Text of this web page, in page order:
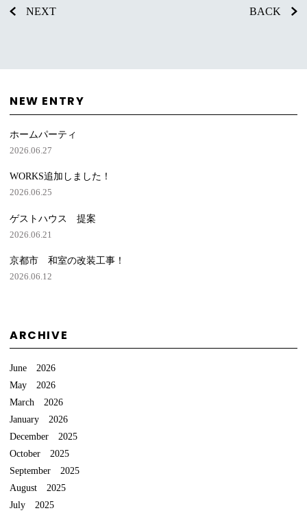
NEXT BACK
NEW ENTRY
ホームパーティ
2026.06.27
WORKS追加しました！
2026.06.25
ゲストハウス 提案
2026.06.21
京都市 和室の改装工事！
2026.06.12
ARCHIVE
June 2026
May 2026
March 2026
January 2026
December 2025
October 2025
September 2025
August 2025
July 2025